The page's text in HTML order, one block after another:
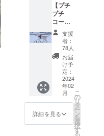
【プチ
プチ
コー
ス】
1000円
●ご支
援金す
べてを
保護犬
シェル
ター
「NYO
NYO
house
」の建
支援
者：
78人
お届
け予
定：
2024
年02
月
詳細を見る
こ
の
リ
タ
ー
ン
を
選
択
す
る